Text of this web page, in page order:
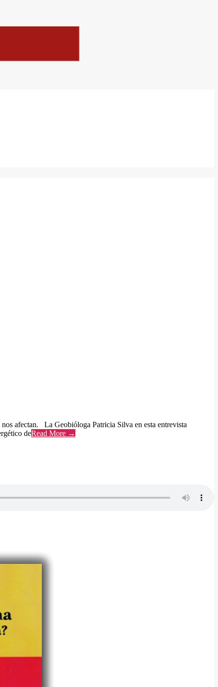
nos afectan. La Geobióloga Patricia Silva en esta entrevista
deRead More →